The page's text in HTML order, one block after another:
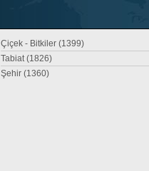
Çiçek - Bitkiler (1399)
Tabiat (1826)
Şehir (1360)